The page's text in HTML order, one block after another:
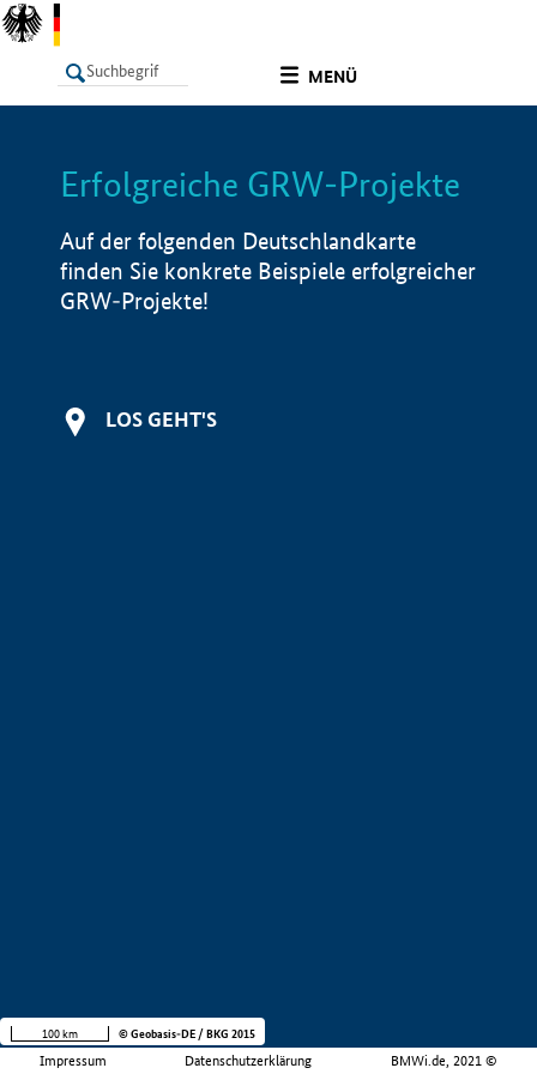
MENÜ
LISTE Info
Erfolgreiche GRW-Projekte
Auf der folgenden Deutschlandkarte
finden Sie konkrete Beispiele erfolgreicher
GRW-Projekte!
LOS GEHT'S
Impressum Datenschutzerklärung BMWi.de, 2021 ©
100 km © Geobasis-DE / BKG 2015